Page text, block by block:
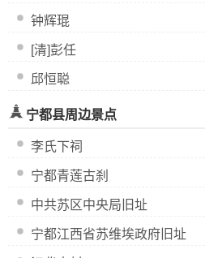
钟辉琨
[清]彭任
邱恒聪
宁都县周边景点
李氏下祠
宁都青莲古刹
中共苏区中央局旧址
宁都江西省苏维埃政府旧址